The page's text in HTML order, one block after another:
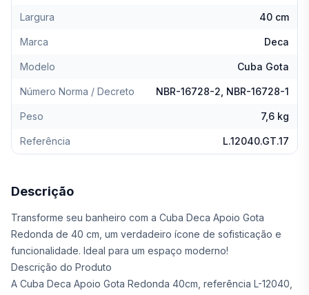
Largura 40 cm
Marca Deca
Modelo Cuba Gota
Número Norma / Decreto NBR-16728-2, NBR-16728-1
Peso 7,6 kg
Referência L.12040.GT.17
Descrição
Transforme seu banheiro com a Cuba Deca Apoio Gota
Redonda de 40 cm, um verdadeiro ícone de sofisticação e
funcionalidade. Ideal para um espaço moderno!
Descrição do Produto
A Cuba Deca Apoio Gota Redonda 40cm, referência L-12040,